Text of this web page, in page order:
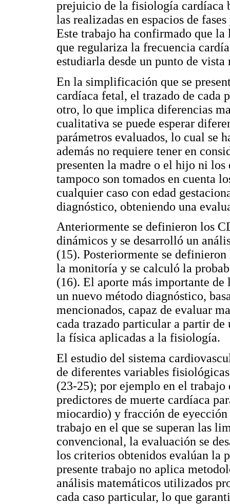
prejuicio de la fisiología cardíaca
las realizadas en espacios de
Este trabajo ha confirmado que
que regulariza la frecuencia
estudiarla desde un punto de
En la simplificación que se
cardíaca fetal, el trazado de cada
otro, lo que implica diferencias
cualitativa se puede esperar
parámetros evaluados, lo cual se
además no requiere tener en
presenten la madre o el hijo ni
tampoco son tomados en cuenta
cualquier caso con edad
diagnóstico, obteniendo una
Anteriormente se definieron los
dinámicos y se desarrolló un
(15). Posteriormente se
la monitoría y se calculó la
(16). El aporte más importante
un nuevo método diagnóstico,
mencionados, capaz de evaluar
cada trazado particular a partir
la física aplicadas a la fisiología.
El estudio del sistema
de diferentes variables
(23-25); por ejemplo en el
predictores de muerte cardíaca
miocardio) y fracción de eyección
trabajo en el que se superan las
convencional, la evaluación se
los criterios obtenidos evalúan la
presente trabajo no aplica
análisis matemáticos utilizados
cada caso particular, lo que